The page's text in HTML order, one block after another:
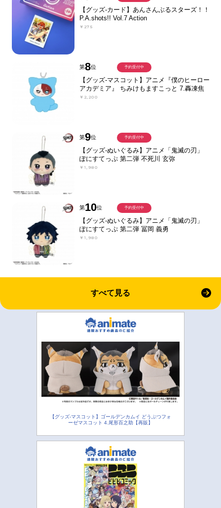
【グッズ-カード】あんさんぶるスターズ！！
P.A.shots!! Vol.7 Action
￥275
第8位
【グッズ-マスコット】アニメ『僕のヒーロー
アカデミア』 ちみけもますこっと 7.轟凍焦
￥2,200
予約受付中
第9位
【グッズ-ぬいぐるみ】アニメ「鬼滅の刃」
ぽにすてっぷ 第二弾 不死川 玄弥
￥1,980
予約受付中
第10位
【グッズ-ぬいぐるみ】アニメ「鬼滅の刃」
ぽにすてっぷ 第二弾 冨岡 義勇
￥1,980
予約受付中
すべて見る
【グッズ-マスコット】ゴールデンカムイ どうぶつフォ
ーゼマスコット 4.尾形百之助【再販】